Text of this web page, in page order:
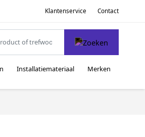
Klantenservice Contact
Installatiemateriaal Merken